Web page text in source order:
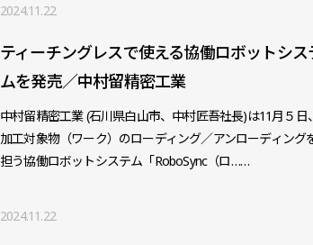
2024.11.22
ティーチングレスで使える協働ロボットシス
ムを発売／中村留精密工業
中村留精密工業 (石川県白山市、中村匠吾社長)は11月５日、
加工対象物（ワーク）のローディング／アンローディング
担う協働ロボットシステム「RoboSync（ロ……
2024.11.22